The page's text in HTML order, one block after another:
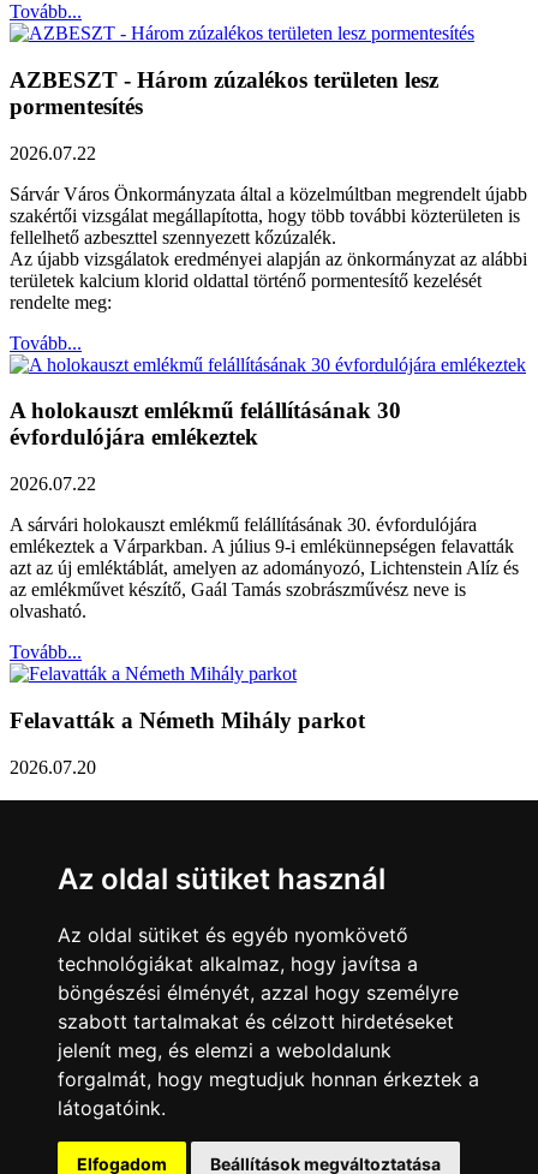
Az oldal sütiket használ
Az oldal sütiket és egyéb nyomkövető
technológiákat alkalmaz, hogy javítsa a
böngészési élményét, azzal hogy személyre
szabott tartalmakat és célzott hirdetéseket
jelenít meg, és elemzi a weboldalunk
forgalmát, hogy megtudjuk honnan érkeztek a
látogatóink.
Elfogadom Beállítások megváltoztatása
Tovább...
AZBESZT - Három zúzalékos területen lesz
pormentesítés
2026.07.22
Sárvár Város Önkormányzata által a közelmúltban megrendelt újabb
szakértői vizsgálat megállapította, hogy több további közterületen is
fellelhető azbeszttel szennyezett kőzúzalék.
Az újabb vizsgálatok eredményei alapján az önkormányzat az alábbi
területek kalcium klorid oldattal történő pormentesítő kezelését
rendelte meg:
Tovább...
A holokauszt emlékmű felállításának 30
évfordulójára emlékeztek
2026.07.22
A sárvári holokauszt emlékmű felállításának 30. évfordulójára
emlékeztek a Várparkban. A július 9-i emlékünnepségen felavatták
azt az új emléktáblát, amelyen az adományozó, Lichtenstein Alíz és
az emlékművet készítő, Gaál Tamás szobrászművész neve is
olvasható.
Tovább...
Felavatták a Németh Mihály parkot
2026.07.20
Közlemény a sárvári képviselő-testület rendkívüli
üléseiről
2026.07.20
A sárvári képviselő-testület július 13-án és 16-án is rendkívüli ülést
tartott. Zárt ülésen tárgyalta a Sárvári Gyógyfürdő Kft. Felügyelő
Bizottsága által elrendelt vizsgálat eredményét, amely többek között
– a sajtóban is nagy visszhangot kapott - megbízási jogviszony